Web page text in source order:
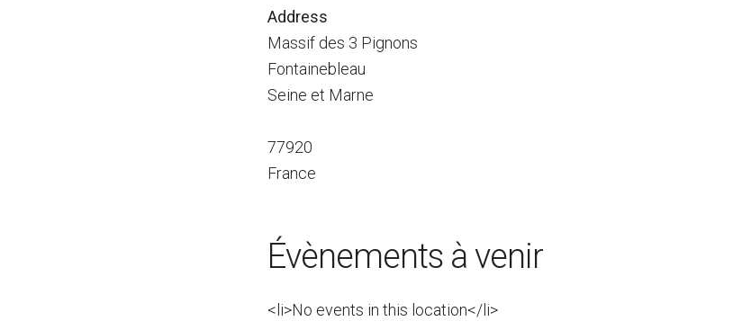
Address
Massif des 3 Pignons
Fontainebleau
Seine et Marne
77920
France
Évènements à venir
<li>No events in this location</li>